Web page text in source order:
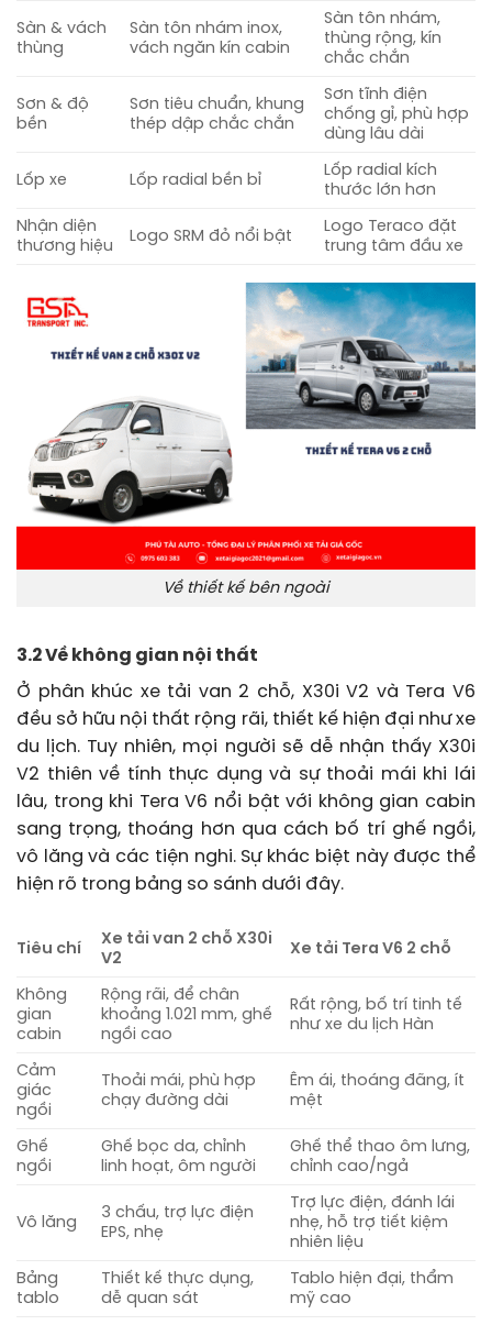
Sàn & vách
thùng
Sàn tôn nhám inox,
vách ngăn kín cabin
Sàn tôn nhám,
thùng rộng, kín
chắc chắn
Sơn & độ
bền
Sơn tiêu chuẩn, khung
thép dập chắc chắn
Sơn tĩnh điện
chống gỉ, phù hợp
dùng lâu dài
Lốp xe Lốp radial bền bỉ
Lốp radial kích
thước lớn hơn
Nhận diện
thương hiệu
Logo SRM đỏ nổi bật
Logo Teraco đặt
trung tâm đầu xe
Về thiết kế bên ngoài
3.2 Về không gian nội thất
Ở phân khúc xe tải van 2 chỗ, X30i V2 và Tera V6
đều sở hữu nội thất rộng rãi, thiết kế hiện đại như xe
du lịch. Tuy nhiên, mọi người sẽ dễ nhận thấy X30i
V2 thiên về tính thực dụng và sự thoải mái khi lái
lâu, trong khi Tera V6 nổi bật với không gian cabin
sang trọng, thoáng hơn qua cách bố trí ghế ngồi,
vô lăng và các tiện nghi. Sự khác biệt này được thể
hiện rõ trong bảng so sánh dưới đây.
Tiêu chí
Xe tải van 2 chỗ X30i
V2
Xe tải Tera V6 2 chỗ
Không
gian
cabin
Rộng rãi, để chân
khoảng 1.021 mm, ghế
ngồi cao
Rất rộng, bố trí tinh tế
như xe du lịch Hàn
Cảm
giác
ngồi
Thoải mái, phù hợp
chạy đường dài
Êm ái, thoáng đãng, ít
mệt
Ghế
ngồi
Ghế bọc da, chỉnh
linh hoạt, ôm người
Ghế thể thao ôm lưng,
chỉnh cao/ngả
Vô lăng
3 chấu, trợ lực điện
EPS, nhẹ
Trợ lực điện, đánh lái
nhẹ, hỗ trợ tiết kiệm
nhiên liệu
Bảng
tablo
Thiết kế thực dụng,
dễ quan sát
Tablo hiện đại, thẩm
mỹ cao